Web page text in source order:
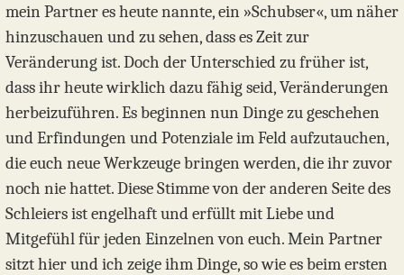
mein Partner es heute nannte, ein »Schubser«, um näher
hinzuschauen und zu sehen, dass es Zeit zur
Veränderung ist. Doch der Unterschied zu früher ist,
dass ihr heute wirklich dazu fähig seid, Veränderungen
herbeizuführen. Es beginnen nun Dinge zu geschehen
und Erfindungen und Potenziale im Feld aufzutauchen,
die euch neue Werkzeuge bringen werden, die ihr zuvor
noch nie hattet. Diese Stimme von der anderen Seite des
Schleiers ist engelhaft und erfüllt mit Liebe und
Mitgefühl für jeden Einzelnen von euch. Mein Partner
sitzt hier und ich zeige ihm Dinge, so wie es beim ersten